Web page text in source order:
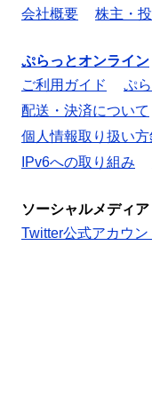
会社概要 株主・
ぷらっとオンライン
ご利用ガイド
ぷ
配送・決済について
個人情報取り扱い方
IPv6への取り組み
ソーシャルメディア
Twitter公式アカウン